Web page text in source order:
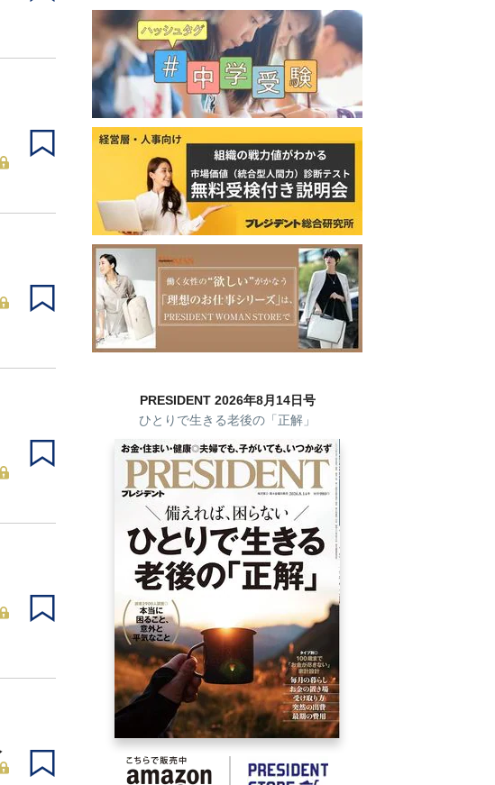
PRESIDENT 2026年8月14日号
ひとりで生きる老後の「正解」